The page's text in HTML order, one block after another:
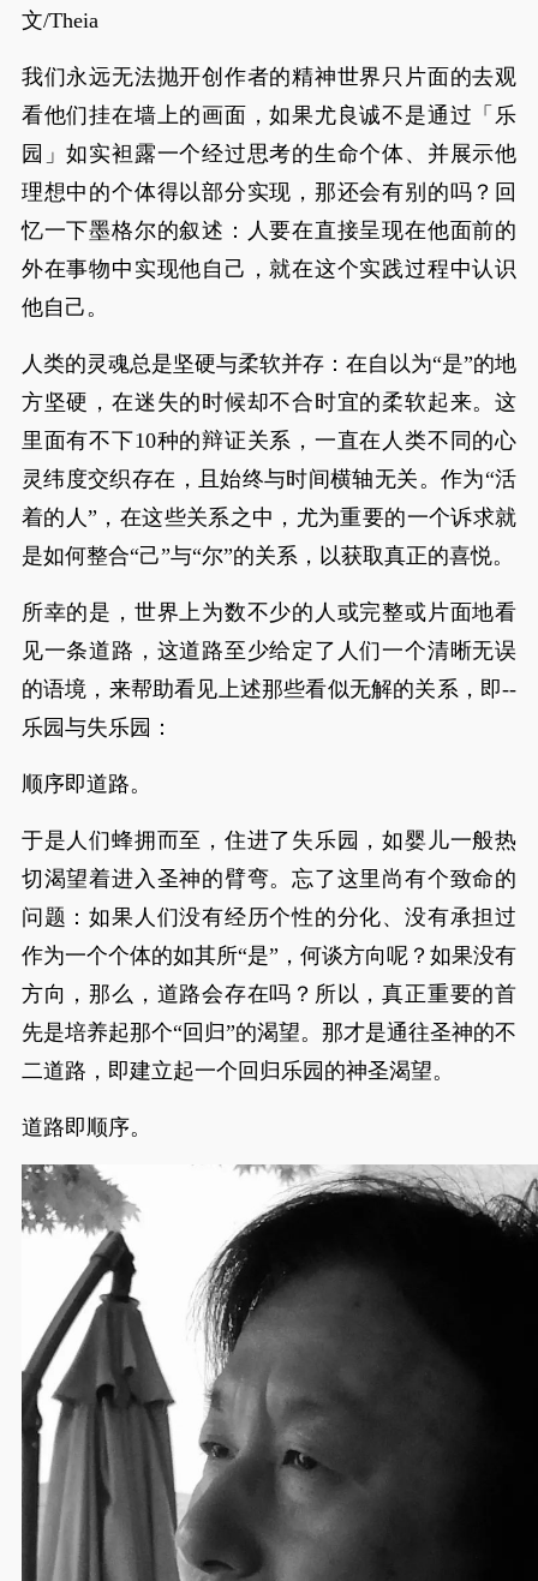
文/Theia
我们永远无法抛开创作者的精神世界只片面的去观
看他们挂在墙上的画面，如果尤良诚不是通过「乐
园」如实袒露一个经过思考的生命个体、并展示他
理想中的个体得以部分实现，那还会有别的吗？回
忆一下墨格尔的叙述：人要在直接呈现在他面前的
外在事物中实现他自己，就在这个实践过程中认识
他自己。
人类的灵魂总是坚硬与柔软并存：在自以为“是”的地
方坚硬，在迷失的时候却不合时宜的柔软起来。这
里面有不下10种的辩证关系，一直在人类不同的心
灵纬度交织存在，且始终与时间横轴无关。作为“活
着的人”，在这些关系之中，尤为重要的一个诉求就
是如何整合“己”与“尔”的关系，以获取真正的喜悦。
所幸的是，世界上为数不少的人或完整或片面地看
见一条道路，这道路至少给定了人们一个清晰无误
的语境，来帮助看见上述那些看似无解的关系，即--
乐园与失乐园：
顺序即道路。
于是人们蜂拥而至，住进了失乐园，如婴儿一般热
切渴望着进入圣神的臂弯。忘了这里尚有个致命的
问题：如果人们没有经历个性的分化、没有承担过
作为一个个体的如其所“是”，何谈方向呢？如果没有
方向，那么，道路会存在吗？所以，真正重要的首
先是培养起那个“回归”的渴望。那才是通往圣神的不
二道路，即建立起一个回归乐园的神圣渴望。
道路即顺序。